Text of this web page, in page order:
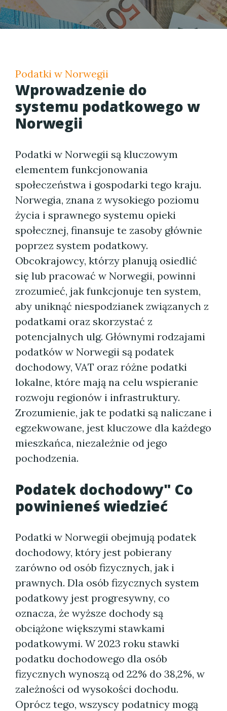
Podatki w Norwegii
Wprowadzenie do
systemu podatkowego w
Norwegii
Podatki w Norwegii są kluczowym
elementem funkcjonowania
społeczeństwa i gospodarki tego kraju.
Norwegia, znana z wysokiego poziomu
życia i sprawnego systemu opieki
społecznej, finansuje te zasoby głównie
poprzez system podatkowy.
Obcokrajowcy, którzy planują osiedlić
się lub pracować w Norwegii, powinni
zrozumieć, jak funkcjonuje ten system,
aby uniknąć niespodzianek związanych z
podatkami oraz skorzystać z
potencjalnych ulg. Głównymi rodzajami
podatków w Norwegii są podatek
dochodowy, VAT oraz różne podatki
lokalne, które mają na celu wspieranie
rozwoju regionów i infrastruktury.
Zrozumienie, jak te podatki są naliczane i
egzekwowane, jest kluczowe dla każdego
mieszkańca, niezależnie od jego
pochodzenia.
Podatek dochodowy" Co
powinieneś wiedzieć
Podatki w Norwegii obejmują podatek
dochodowy, który jest pobierany
zarówno od osób fizycznych, jak i
prawnych. Dla osób fizycznych system
podatkowy jest progresywny, co
oznacza, że wyższe dochody są
obciążone większymi stawkami
podatkowymi. W 2023 roku stawki
podatku dochodowego dla osób
fizycznych wynoszą od 22% do 38,2%, w
zależności od wysokości dochodu.
Oprócz tego, wszyscy podatnicy mogą